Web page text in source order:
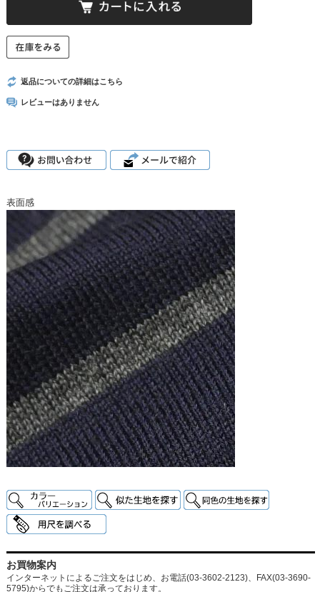
返品についての詳細はこちら
レビューはありません
表面感
お買物案内
インターネットによるご注文をはじめ、お電話(03-3602-2123)、FAX(03-3690-
5795)からでもご注文は承っております。